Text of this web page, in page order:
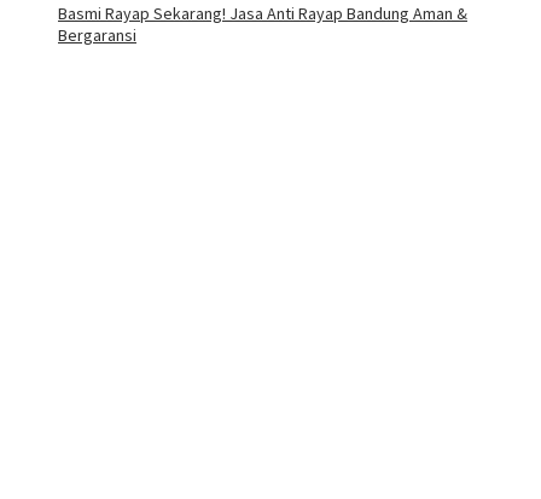
Basmi Rayap Sekarang! Jasa Anti Rayap Bandung Aman &
Bergaransi